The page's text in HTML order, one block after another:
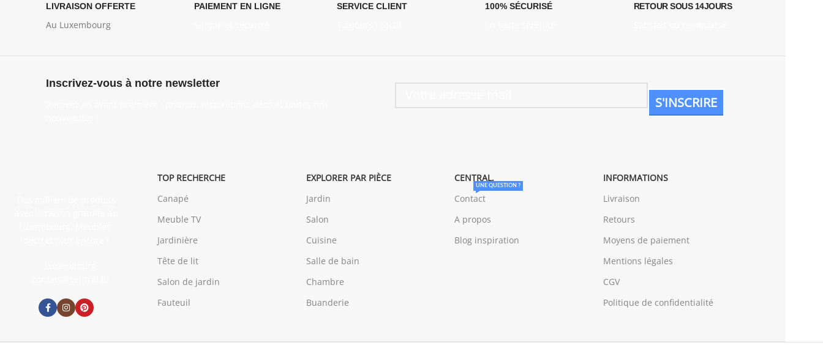
LIVRAISON OFFERTE
Au Luxembourg
PAIEMENT EN LIGNE SERVICE CLIENT 100% SÉCURISÉ RETOUR SOUS 14JOURS
Inscrivez-vous à notre newsletter
TOP RECHERCHE
Canapé
Meuble TV
Jardinière
Tête de lit
Salon de jardin
Fauteuil
EXPLORER PAR PIÈCE
Jardin
Salon
Cuisine
Salle de bain
Chambre
Buanderie
CENTRAL.
Contact
UNE QUESTION ?
A propos
Blog inspiration
INFORMATIONS
Livraison
Retours
Moyens de paiement
Mentions légales
CGV
Politique de confidentialité